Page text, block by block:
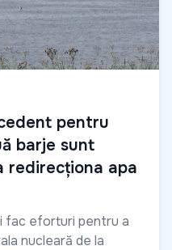
pentru
barje sunt
redirecționa apa
fac eforturi pentru a
nucleară de la